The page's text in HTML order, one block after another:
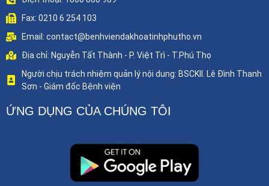
Fax: 0210 6 254 103
Email: contact@benhviendakhoatinhphutho.vn
Địa chỉ: Nguyễn Tất Thành - P. Việt Trì - T.Phú Thọ
Người chịu trách nhiệm quản lý nội dung: BSCKII. Lê Đình Thanh
Sơn - Giám đốc Bệnh viện
ỨNG DỤNG CỦA CHÚNG TÔI